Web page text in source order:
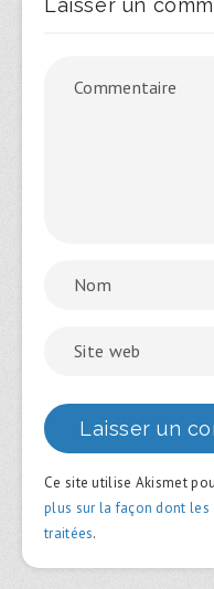
Laisser un
Ce site utilise Akismet
plus sur la façon dont
traitées.